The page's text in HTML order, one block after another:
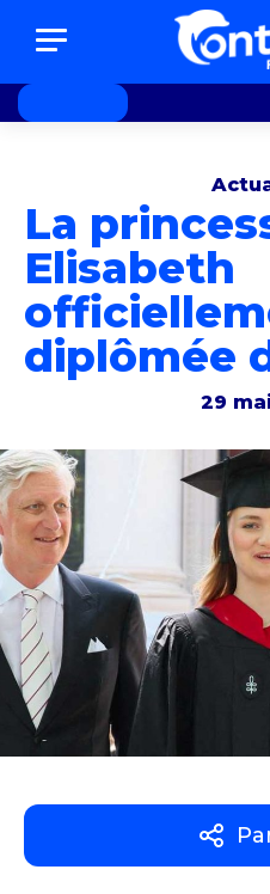
- Nothing in my way
La
Elisabeth
diplômée
29